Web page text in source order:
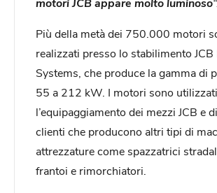
Più della metà dei 750.000 motori
realizzati presso lo stabilimento
Systems, che produce la gamma di
55 a 212 kW. I motori sono
l’equipaggiamento dei mezzi JCB e
clienti che producono altri tipi di
attrezzature come spazzatrici
frantoi e rimorchiatori.